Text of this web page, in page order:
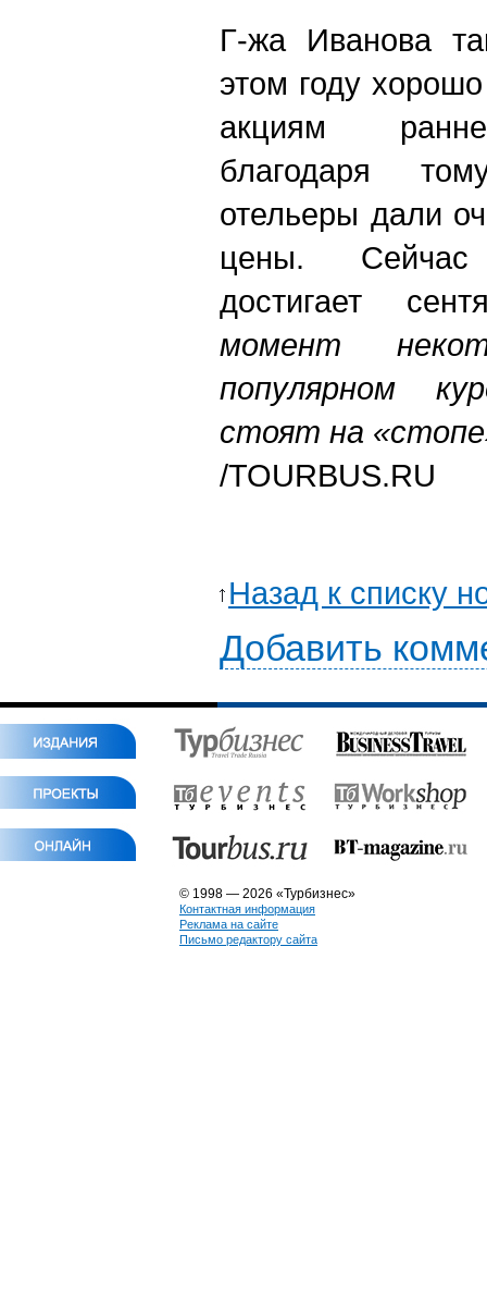
Г-жа Иванова
этом году
акциям
благодаря
отельеры дали
цены.
достигает
момент
популярном
стоят на
/TOURBUS.RU
Назад к списку
Добавить
© 1998 — 2026 «Турбизнес»
Контактная информация
Реклама на сайте
Письмо редактору сайта